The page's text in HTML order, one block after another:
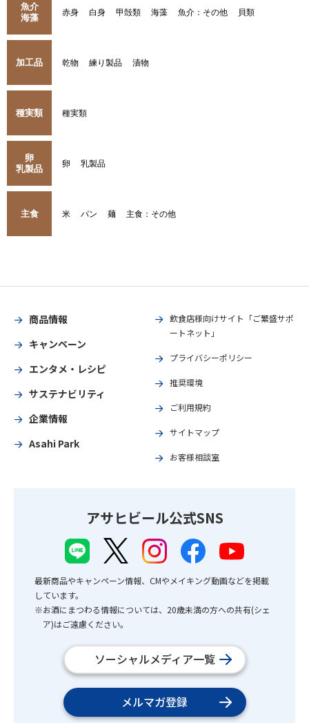
魚介
海藻
赤身 白身 甲殻類 海藻 魚介：その他 貝類
加工品 乾物 練り製品 漬物
種実類 種実類
卵
乳製品
卵 乳製品
主食 米 パン 麺 主食：その他
商品情報
キャンペーン
エンタメ・レシピ
サステナビリティ
企業情報
Asahi Park
飲食店様向けサイト「ご繁盛サポ
ートネット」
プライバシーポリシー
推奨環境
ご利用規約
サイトマップ
お客様相談室
アサヒビール公式SNS
最新商品やキャンペーン情報、CMやメイキング動画などを掲載
しています。
※お酒にまつわる情報については、20歳未満の方への共有(シェ
ア)はご遠慮ください。
ソーシャルメディア一覧
メルマガ登録